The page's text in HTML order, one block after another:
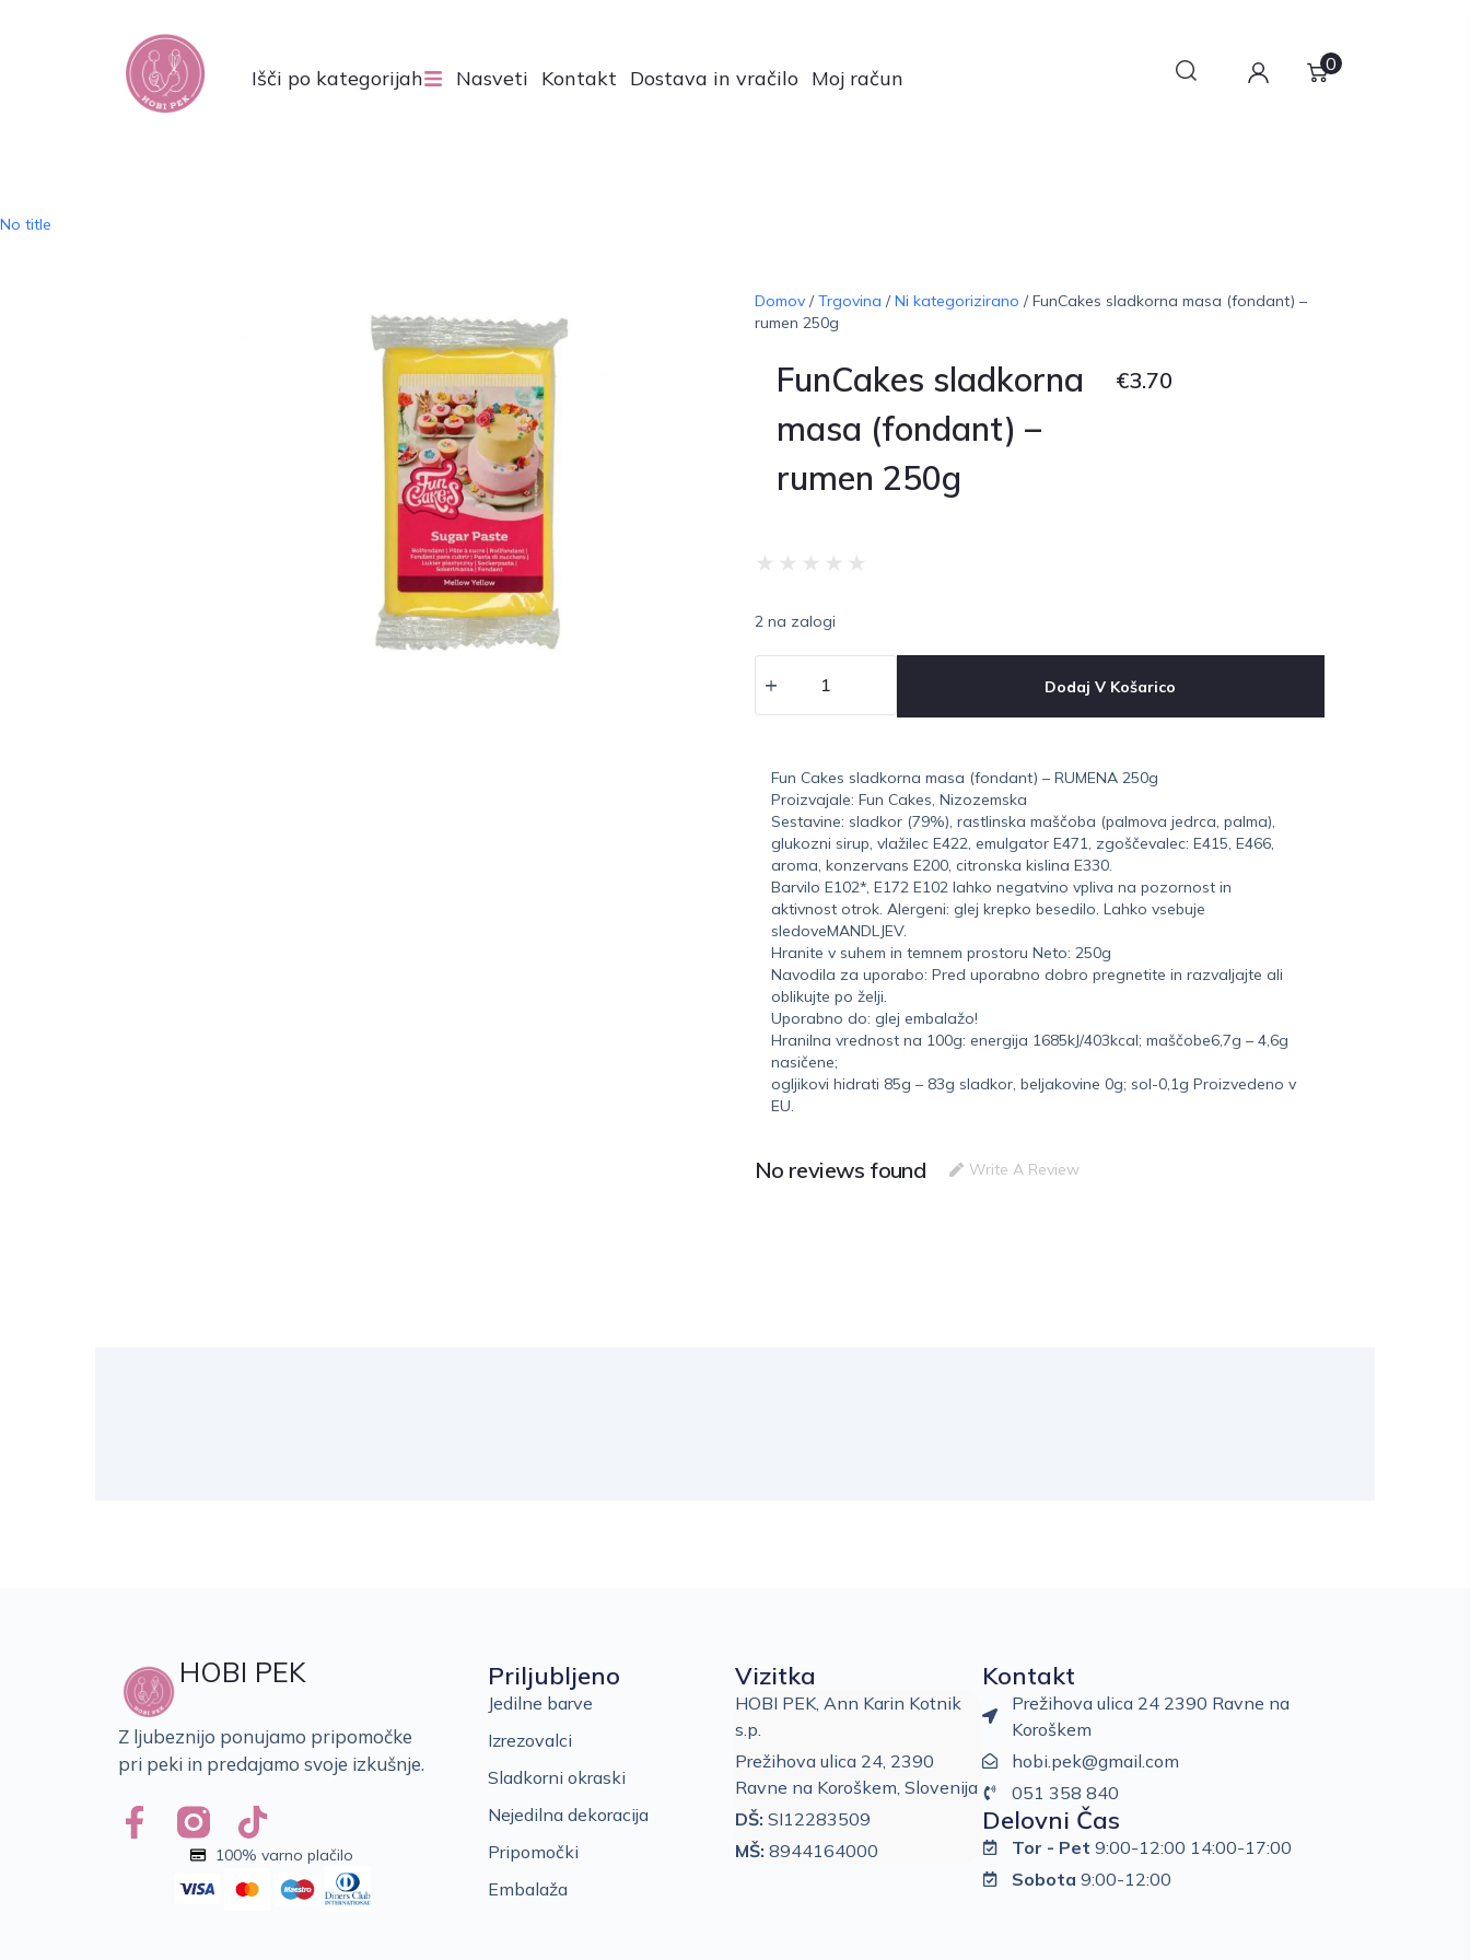
Išči po kategorijah Nasveti Kontakt Dostava in vračilo Moj račun
0
No title
Domov/Trgovina /Ni kategorizirano / FunCakes sladkorna masa (fondant) –
rumen 250g
FunCakes sladkorna
masa (fondant) –
rumen 250g
€3.70
★ ★ ★ ★ ★
2 na zalogi
Dodaj V Košarico
Fun Cakes sladkorna masa (fondant) – RUMENA 250g
Proizvajale: Fun Cakes, Nizozemska
Sestavine: sladkor (79%), rastlinska maščoba (palmova jedrca, palma),
glukozni sirup, vlažilec E422, emulgator E471, zgoščevalec: E415, E466,
aroma, konzervans E200, citronska kislina E330.
Barvilo E102*, E172 E102 lahko negatvino vpliva na pozornost in
aktivnost otrok. Alergeni: glej krepko besedilo. Lahko vsebuje
sledoveMANDLJEV.
Hranite v suhem in temnem prostoru Neto: 250g
Navodila za uporabo: Pred uporabno dobro pregnetite in razvaljajte ali
oblikujte po želji.
Uporabno do: glej embalažo!
Hranilna vrednost na 100g: energija 1685kJ/403kcal; maščobe6,7g – 4,6g
nasičene;
ogljikovi hidrati 85g – 83g sladkor, beljakovine 0g; sol-0,1g Proizvedeno v
EU.
No reviews found Write A Review
HOBI PEK
Z ljubeznijo ponujamo pripomočke
pri peki in predajamo svoje izkušnje.
100% varno plačilo
Priljubljeno
Jedilne barve
Izrezovalci
Sladkorni okraski
Nejedilna dekoracija
Pripomočki
Embalaža
Vizitka
HOBI PEK, Ann Karin Kotnik
s.p.
Prežihova ulica 24, 2390
Ravne na Koroškem, Slovenija
DŠ: SI12283509
MŠ: 8944164000
Kontakt
Prežihova ulica 24 2390 Ravne na
Koroškem
hobi.pek@gmail.com
051 358 840
Delovni Čas
Tor - Pet 9:00-12:00 14:00-17:00
Sobota 9:00-12:00